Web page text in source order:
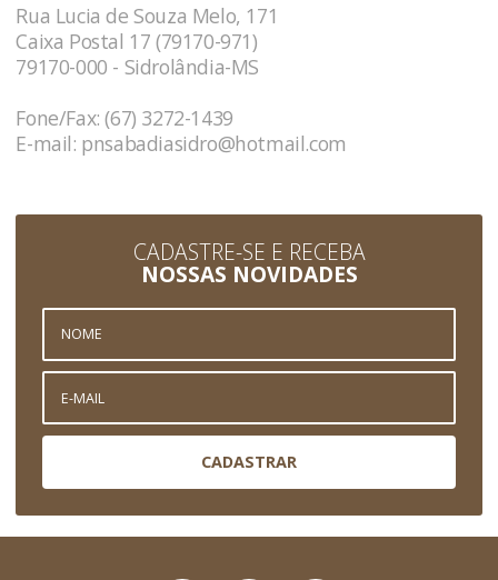
Rua Lucia de Souza Melo, 171
Caixa Postal 17 (79170-971)
79170-000 - Sidrolândia-MS
Fone/Fax: (67) 3272-1439
E-mail: pnsabadiasidro@hotmail.com
CADASTRE-SE E RECEBA
NOSSAS NOVIDADES
CADASTRAR